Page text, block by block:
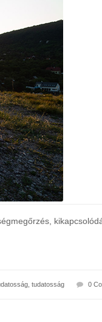
tudatosság 0